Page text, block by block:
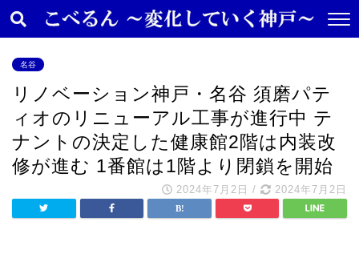
名谷
リノベーション神戸・名谷 須磨パテ
ィオのリニューアル工事が進行中 テ
ナントの決定した健康館2階は内装改
修が進む 1番館は1階より閉鎖を開始
2024年7月2日 / 2024年7月2日